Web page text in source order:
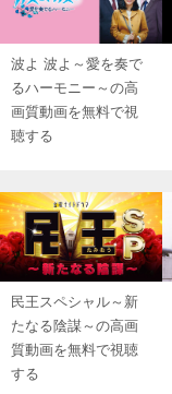
波よ 波よ～愛を奏で
るハーモニー～の高
画質動画を無料で視
聴する
民王スペシャル～新
たなる陰謀～の高画
質動画を無料で視聴
する